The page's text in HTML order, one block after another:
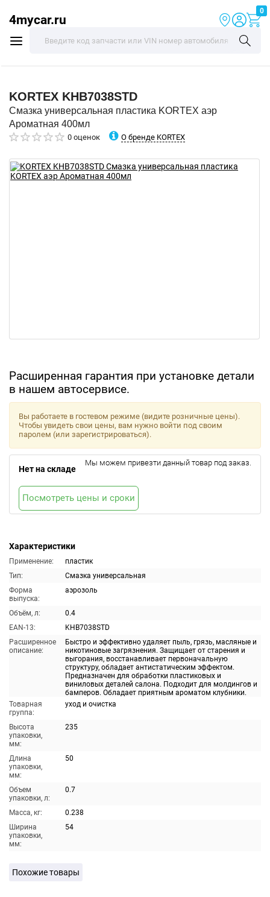
4mycar.ru
0
KORTEX KHB7038STD
Смазка универсальная пластика KORTEX аэр
Ароматная 400мл
0 оценок О бренде KORTEX
Расширенная гарантия при установке детали
в нашем автосервисе.
Характеристики
Применение:
пластик
Тип:
Смазка универсальная
Форма
выпуска:
аэрозоль
Объём, л:
0.4
EAN-13:
KHB7038STD
Расширенное
описание:
Быстро и эффективно удаляет пыль, грязь, масляные и
никотиновые загрязнения. Защищает от старения и
выгорания, восстанавливает первоначальную
структуру, обладает антистатическим эффектом.
Предназначен для обработки пластиковых и
виниловых деталей салона. Подходит для молдингов и
бамперов. Обладает приятным ароматом клубники.
Товарная
группа:
уход и очистка
Высота
упаковки,
мм:
235
Длина
упаковки,
мм:
50
Объем
упаковки, л:
0.7
Масса, кг:
0.238
Ширина
упаковки,
мм:
54
Вы работаете в гостевом режиме (видите розничные цены).
Чтобы увидеть свои цены, вам нужно войти под своим
паролем (или зарегистрироваться).
Нет на складе
Мы можем привезти данный товар под заказ.
Посмотреть цены и сроки
Похожие товары